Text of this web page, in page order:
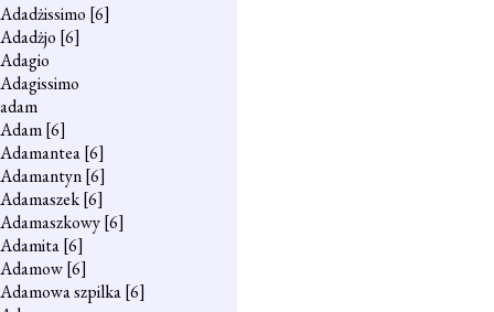
Adadżissimo [6]
Adadżjo [6]
Adagio
Adagissimo
adam
Adam[6]
Adamantea[6]
Adamantyn[6]
Adamaszek[6]
Adamaszkowy[6]
Adamita[6]
Adamow[6]
Adamowa szpilka[6]